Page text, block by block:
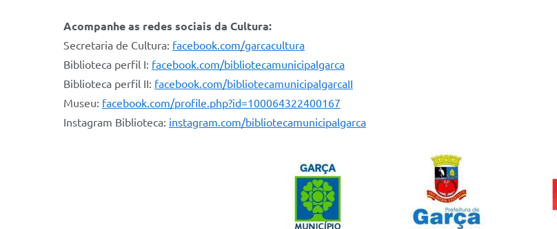
Acompanhe as redes sociais da Cultura:
Secretaria de Cultura: facebook.com/garcacultura
Biblioteca perfil I: facebook.com/bibliotecamunicipalgarca
Biblioteca perfil II: facebook.com/bibliotecamunicipalgarcaII
Museu: facebook.com/profile.php?id=100064322400167
Instagram Biblioteca: instagram.com/bibliotecamunicipalgarca